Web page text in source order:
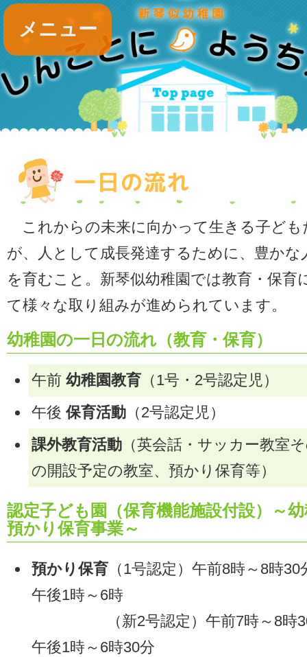
一日の流れ
これからの未来に向かって生きる子ども
が、人として成長発達するために、豊かな
を育むこと。新琴似幼稚園では教育・保育
て様々な取り組みが進められています。
幼稚園の一日の流れ（教育・保育）
午前幼稚園教育 （1号・2号認定児）
午後保育活動 （2号認定児）
課外教育活動 （英会話・サッカー教室
の開設予定の教室、預かり保育等）
認定子ども園（保育機能施設付設）～
預かり保育事業～
預かり保育 （1号認定）午前8時～8時30
午後1時～6時
（新2号認定）午前7時～8時
午後1時～6時30分
メニュー